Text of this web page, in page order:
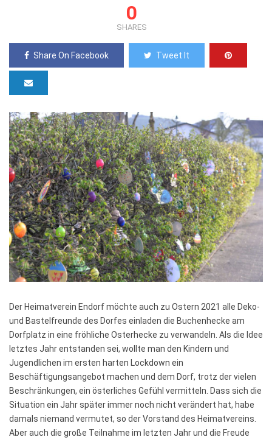
0
SHARES
Share On Facebook Tweet It
Der Heimatverein Endorf möchte auch zu Ostern 2021 alle Deko-
und Bastelfreunde des Dorfes einladen die Buchenhecke am
Dorfplatz in eine fröhliche Osterhecke zu verwandeln. Als die Idee
letztes Jahr entstanden sei, wollte man den Kindern und
Jugendlichen im ersten harten Lockdown ein
Beschäftigungsangebot machen und dem Dorf, trotz der vielen
Beschränkungen, ein österliches Gefühl vermitteln. Dass sich die
Situation ein Jahr später immer noch nicht verändert hat, habe
damals niemand vermutet, so der Vorstand des Heimatvereins.
Aber auch die große Teilnahme im letzten Jahr und die Freude